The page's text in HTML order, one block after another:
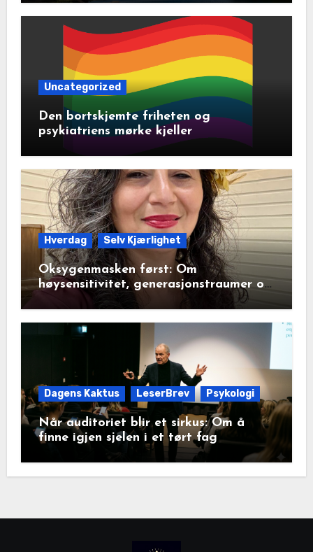
Uncategorized
Den bortskjemte friheten og
psykiatriens mørke kjeller
Hverdag Selv Kjærlighet
Oksygenmasken først: Om
høysensitivitet, generasjonstraumer og
det disiplinerte tunnelsynet
Dagens Kaktus LeserBrev Psykologi
Når auditoriet blir et sirkus: Om å
finne igjen sjelen i et tørt fag